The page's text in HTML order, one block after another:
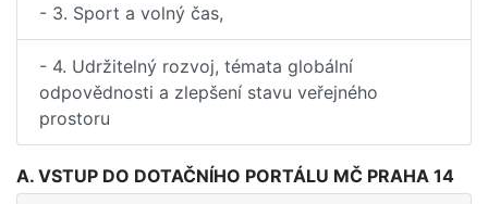
- 3. Sport a volný čas,
- 4. Udržitelný rozvoj, témata globální
odpovědnosti a zlepšení stavu veřejného
prostoru
A. VSTUP DO DOTAČNÍHO PORTÁLU MČ PRAHA 14